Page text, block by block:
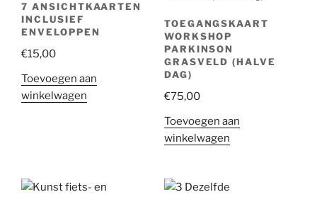
7 ANSICHTKAARTEN
INCLUSIEF
ENVELOPPEN
€15,00
Toevoegen aan
winkelwagen
TOEGANGSKAART
WORKSHOP
PARKINSON
GRASVELD (HALVE
DAG)
€75,00
Toevoegen aan
winkelwagen